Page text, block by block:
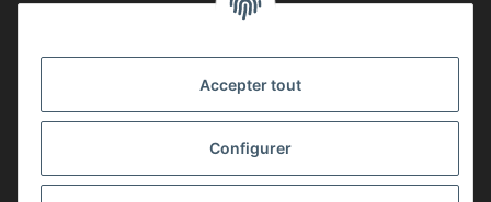
Accepter tout
Configurer